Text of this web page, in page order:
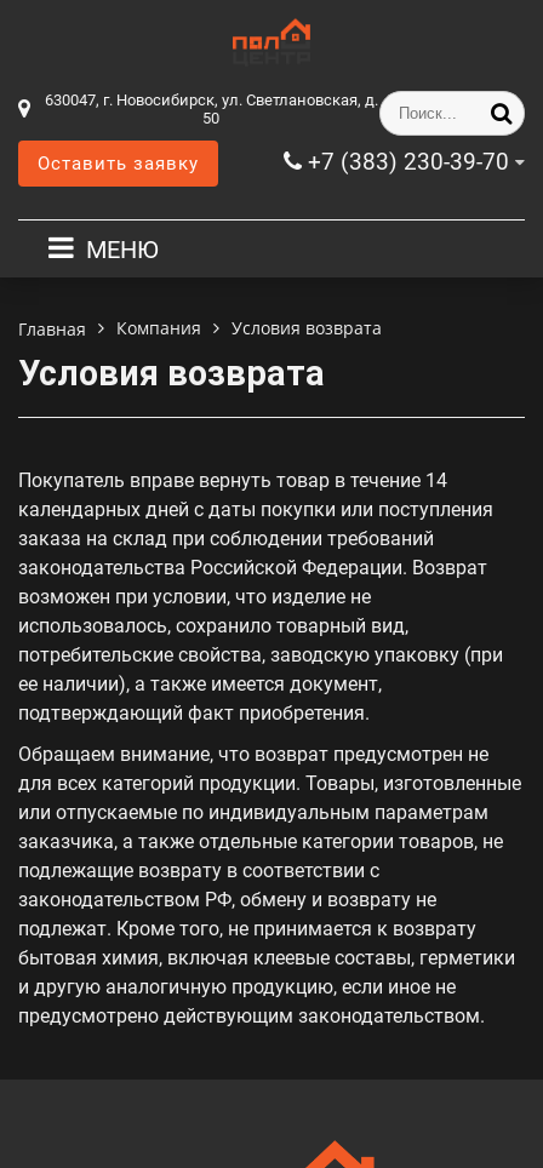
630047, г. Новосибирск, ул. Светлановская, д.
50
+7 (383) 230-39-70
Оставить заявку
МЕНЮ
Главная Компания Условия возврата
Условия возврата
Покупатель вправе вернуть товар в течение 14
календарных дней с даты покупки или поступления
заказа на склад при соблюдении требований
законодательства Российской Федерации. Возврат
возможен при условии, что изделие не
использовалось, сохранило товарный вид,
потребительские свойства, заводскую упаковку (при
ее наличии), а также имеется документ,
подтверждающий факт приобретения.
Обращаем внимание, что возврат предусмотрен не
для всех категорий продукции. Товары, изготовленные
или отпускаемые по индивидуальным параметрам
заказчика, а также отдельные категории товаров, не
подлежащие возврату в соответствии с
законодательством РФ, обмену и возврату не
подлежат. Кроме того, не принимается к возврату
бытовая химия, включая клеевые составы, герметики
и другую аналогичную продукцию, если иное не
предусмотрено действующим законодательством.